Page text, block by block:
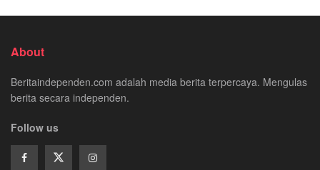
About
Beritaindependen.com adalah media berita terpercaya. Mengulas
berita secara independen.
Follow us